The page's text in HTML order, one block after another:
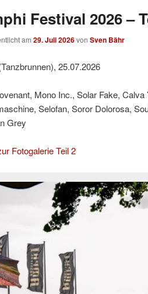
Festival 2026 –
am 29. Juli 2026von Sven Bähr
25.07.2026
Mono Inc., Solar Fake,
Selofan, Soror Dolorosa,
Grey
Fotogalerie Teil 2